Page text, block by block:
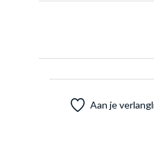
Aan je